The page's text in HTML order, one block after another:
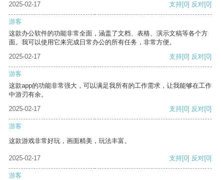
2025-02-17 支持[0] 反对[0]
游客
这款办公软件的功能非常全面，涵盖了文档、表格、演示文稿等各个方
面。我可以使用它来完成日常办公的所有任务，非常方便。
2025-02-17
支持[0] 反对[0]
游客
这款app的功能非常强大，可以满足我所有的工作需求，让我能够在工作
中游刃有余。
2025-02-17
支持[0] 反对[0]
游客
这款游戏非常好玩，画面精美，玩法丰富。
2025-02-17 支持[0] 反对[0]
游客